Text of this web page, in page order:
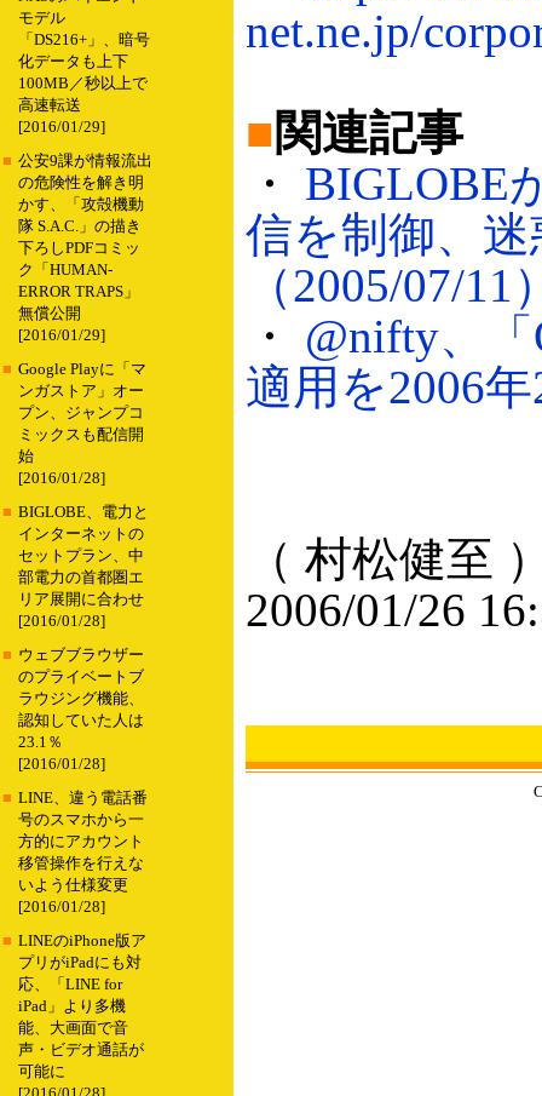
モデル
「DS216+」、暗号
化データも上下
100MB／秒以上で
高速転送
[2016/01/29]
■ 公安9課が情報流出
の危険性を解き明
かす、「攻殻機動
隊 S.A.C.」の描き
下ろしPDFコミッ
ク「HUMAN-
ERROR TRAPS」
無償公開
[2016/01/29]
■ Google Playに「マ
ンガストア」オー
プン、ジャンプコ
ミックスも配信開
始
[2016/01/28]
■ BIGLOBE、電力と
インターネットの
セットプラン、中
部電力の首都圏エ
リア展開に合わせ
[2016/01/28]
■ ウェブブラウザー
のプライベートブ
ラウジング機能、
認知していた人は
23.1％
[2016/01/28]
■ LINE、違う電話番
号のスマホから一
方的にアカウント
移管操作を行えな
いよう仕様変更
[2016/01/28]
■ LINEのiPhone版ア
プリがiPadにも対
応、「LINE for
iPad」より多機
能、大画面で音
声・ビデオ通話が
可能に
net.ne.jp/
■関連記事
・ BIGLOBE
信を制御、
（2005/07/11
・ @nifty、
適用を2006
（ 村松健至
2006/01/26